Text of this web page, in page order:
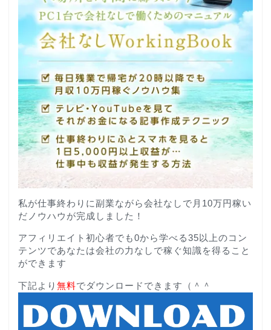
私が仕事終わりに副業ながら会社なしで月10万円稼い
だノウハウが完成しました！
アフィリエイト初心者でも0から学べる35以上のコン
テンツであなたは会社の力なしで稼ぐ知識を得ること
ができます
下記より 無料でダウンロードできます（＾＾